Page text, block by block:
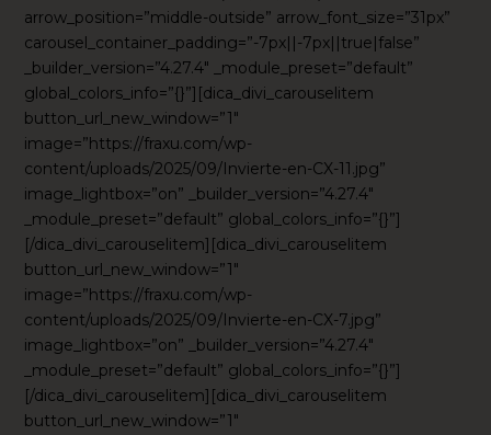
arrow_position=”middle-outside” arrow_font_size=”31px”
carousel_container_padding=”-7px||-7px||true|false”
_builder_version=”4.27.4″ _module_preset=”default”
global_colors_info=”{}”][dica_divi_carouselitem
button_url_new_window=”1″
image=”https://fraxu.com/wp-
content/uploads/2025/09/Invierte-en-CX-11.jpg”
image_lightbox=”on” _builder_version=”4.27.4″
_module_preset=”default” global_colors_info=”{}”]
[/dica_divi_carouselitem][dica_divi_carouselitem
button_url_new_window=”1″
image=”https://fraxu.com/wp-
content/uploads/2025/09/Invierte-en-CX-7.jpg”
image_lightbox=”on” _builder_version=”4.27.4″
_module_preset=”default” global_colors_info=”{}”]
[/dica_divi_carouselitem][dica_divi_carouselitem
button_url_new_window=”1″